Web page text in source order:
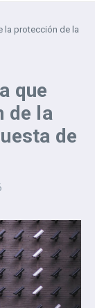
la protección de la
que
de la
de